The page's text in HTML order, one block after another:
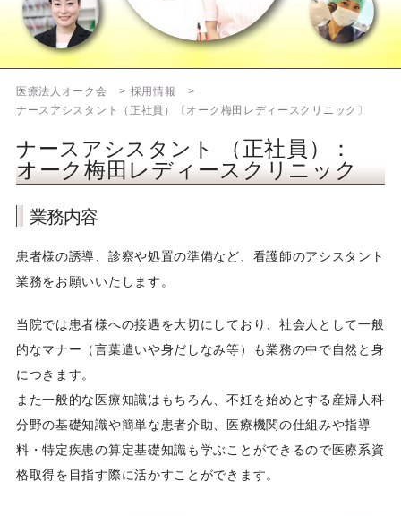
ナースアシスタント
エンブリオロジスト
臨床検査技師
検査補助
医療事務
ヘルプセンター電話受付
IT（システム開発）
社内PG／SE
保育士
医療法人オーク会
採用情報
ナースアシスタント（正社員）〔オーク梅田レディースクリニック〕
ナースアシスタント
（正社員）：
オーク梅田レディースクリニック
業務内容
患者様の誘導、診察や処置の準備など、看護師のアシスタント
業務をお願いいたします。
当院では患者様への接遇を大切にしており、社会人として一般
的なマナー（言葉遣いや身だしなみ等）も業務の中で自然と身
につきます。
また一般的な医療知識はもちろん、不妊を始めとする産婦人科
分野の基礎知識や簡単な患者介助、医療機関の仕組みや指導
料・特定疾患の算定基礎知識も学ぶことができるので医療系資
格取得を目指す際に活かすことができます。